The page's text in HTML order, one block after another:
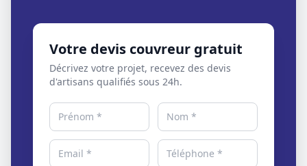
Votre devis couvreur gratuit
Décrivez votre projet, recevez des devis
d'artisans qualifiés sous 24h.